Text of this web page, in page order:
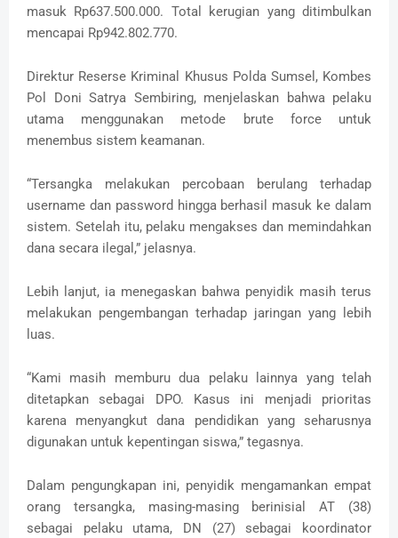
masuk Rp637.500.000. Total kerugian yang ditimbulkan
mencapai Rp942.802.770.
Direktur Reserse Kriminal Khusus Polda Sumsel, Kombes
Pol Doni Satrya Sembiring, menjelaskan bahwa pelaku
utama menggunakan metode brute force untuk
menembus sistem keamanan.
“Tersangka melakukan percobaan berulang terhadap
username dan password hingga berhasil masuk ke dalam
sistem. Setelah itu, pelaku mengakses dan memindahkan
dana secara ilegal,” jelasnya.
Lebih lanjut, ia menegaskan bahwa penyidik masih terus
melakukan pengembangan terhadap jaringan yang lebih
luas.
“Kami masih memburu dua pelaku lainnya yang telah
ditetapkan sebagai DPO. Kasus ini menjadi prioritas
karena menyangkut dana pendidikan yang seharusnya
digunakan untuk kepentingan siswa,” tegasnya.
Dalam pengungkapan ini, penyidik mengamankan empat
orang tersangka, masing-masing berinisial AT (38)
sebagai pelaku utama, DN (27) sebagai koordinator